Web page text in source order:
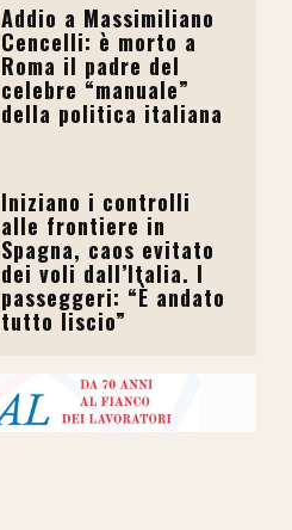
Addio a Massimiliano
Cencelli: è morto a
Roma il padre del
celebre “manuale”
della politica italiana
Iniziano i controlli
alle frontiere in
Spagna, caos evitato
dei voli dall’Italia. I
passeggeri: “È andato
tutto liscio”